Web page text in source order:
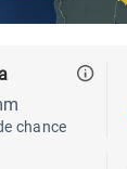
chance